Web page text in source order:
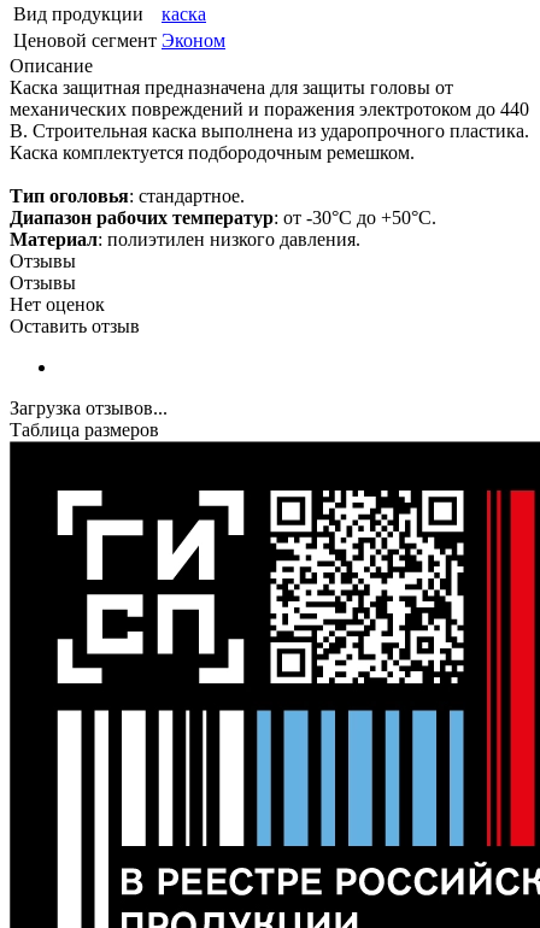
Вид продукции
каска
Ценовой сегмент Эконом
Описание
Каска защитная предназначена для защиты головы от
механических повреждений и поражения электротоком до 440
В. Строительная каска выполнена из ударопрочного пластика.
Каска комплектуется подбородочным ремешком.
Тип оголовья: стандартное.
Диапазон рабочих температур: от -30°C до +50°C.
Материал: полиэтилен низкого давления.
Отзывы
Отзывы
Нет оценок
Оставить отзыв
Загрузка отзывов...
Таблица размеров